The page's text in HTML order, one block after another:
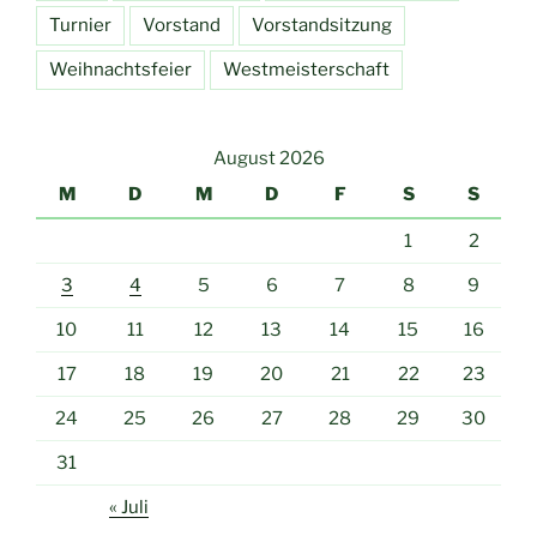
Turnier Vorstand Vorstandsitzung
Weihnachtsfeier Westmeisterschaft
August 2026
M
D M D F S S
1 2
3 4 5 6 7 8 9
10 11 12 13 14 15 16
17 18 19 20 21 22 23
24 25 26 27 28 29 30
31
« Juli